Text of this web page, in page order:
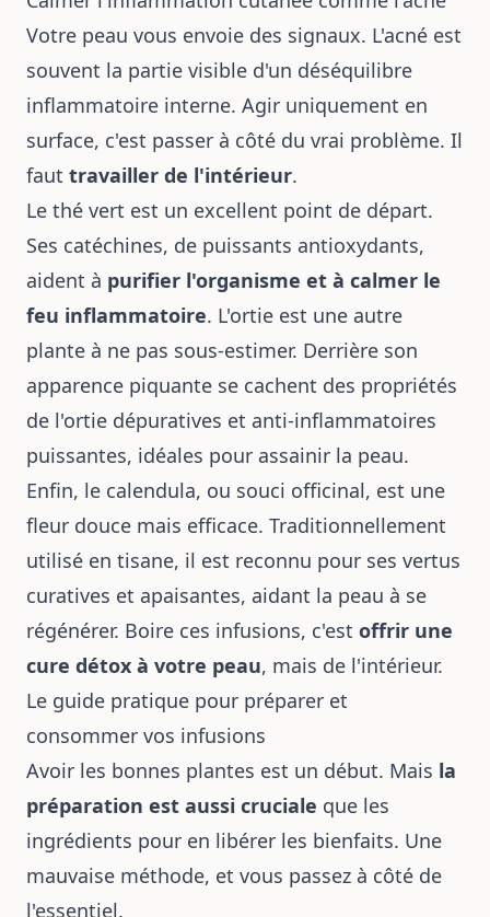
Votre peau vous envoie des signaux. L'acné est
souvent la partie visible d'un déséquilibre
inflammatoire interne. Agir uniquement en
surface, c'est passer à côté du vrai problème. Il
faut travailler de l'intérieur.
Le thé vert est un excellent point de départ.
Ses catéchines, de puissants antioxydants,
aident à purifier l'organisme et à calmer le
feu inflammatoire. L'ortie est une autre
plante à ne pas sous-estimer. Derrière son
apparence piquante se cachent des propriétés
de l'ortie dépuratives et anti-inflammatoires
puissantes, idéales pour assainir la peau.
Enfin, le calendula, ou souci officinal, est une
fleur douce mais efficace. Traditionnellement
utilisé en tisane, il est reconnu pour ses vertus
curatives et apaisantes, aidant la peau à se
régénérer. Boire ces infusions, c'est offrir une
cure détox à votre peau, mais de l'intérieur.
Le guide pratique pour préparer et
consommer vos infusions
Avoir les bonnes plantes est un début. Mais la
préparation est aussi cruciale que les
ingrédients pour en libérer les bienfaits. Une
mauvaise méthode, et vous passez à côté de
l'essentiel.